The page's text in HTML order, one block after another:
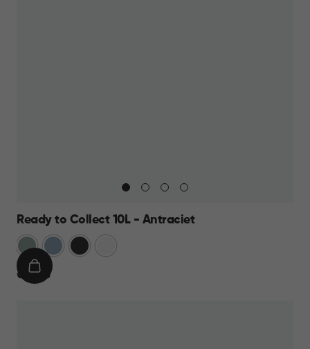
Ready to Collect 10L - Antraciet
GroenBlauwDonkergrijs
€
€ 14,95
IN